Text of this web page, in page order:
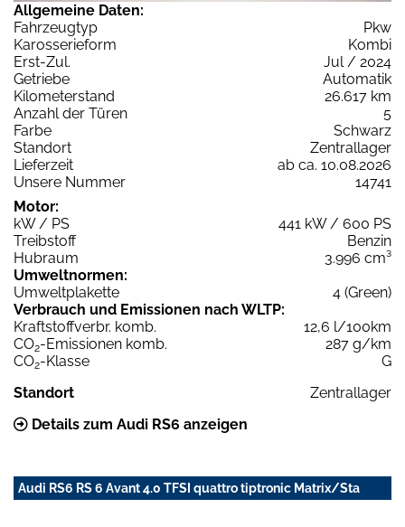
Allgemeine Daten:
Fahrzeugtyp
Pkw
Karosserieform
Kombi
Erst-Zul.
Jul / 2024
Getriebe
Automatik
Kilometerstand
26.617 km
Anzahl der Türen
5
Farbe
Schwarz
Standort
Zentrallager
Lieferzeit
ab ca. 10.08.2026
Unsere Nummer
14741
Motor:
kW / PS
441 kW / 600 PS
Treibstoff
Benzin
Hubraum
3.996 cm³
Umweltnormen:
Umweltplakette
4 (Green)
Verbrauch und Emissionen nach WLTP:
Kraftstoffverbr. komb.
12,6 l/100km
CO2-Emissionen komb.
287 g/km
CO2-Klasse
G
Standort
Zentrallager
Details zum Audi RS6 anzeigen
Audi RS6 RS 6 Avant 4.0 TFSI quattro tiptronic Matrix/Sta